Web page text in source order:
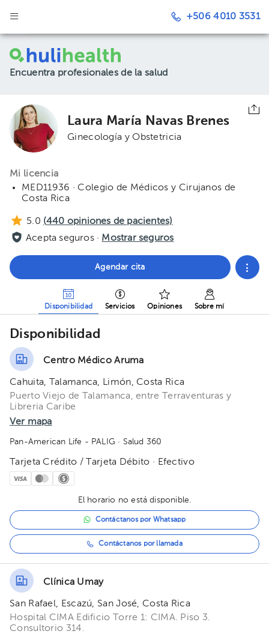
+506 4010 3531
Encuentra profesionales de la salud
Laura María Navas Brenes
Ginecología y Obstetricia
Mi licencia
MED11936 · Colegio de Médicos y Cirujanos de
Costa Rica
5.0 (440 opiniones de pacientes)
Acepta seguros · Mostrar seguros
Agendar cita
Disponibilidad Servicios Opiniones Sobre mí
Disponibilidad
Centro Médico Aruma
Cahuita, Talamanca, Limón, Costa Rica
Puerto Viejo de Talamanca, entre Terraventuras y
Libreria Caribe
Ver mapa
Pan-American Life - PALIG · Salud 360
Tarjeta Crédito / Tarjeta Débito · Efectivo
El horario no está disponible.
Contáctanos por Whatsapp
Contáctanos por llamada
Clínica Umay
San Rafael, Escazú, San José, Costa Rica
Hospital CIMA Edificio Torre 1: CIMA. Piso 3.
Consultorio 314.